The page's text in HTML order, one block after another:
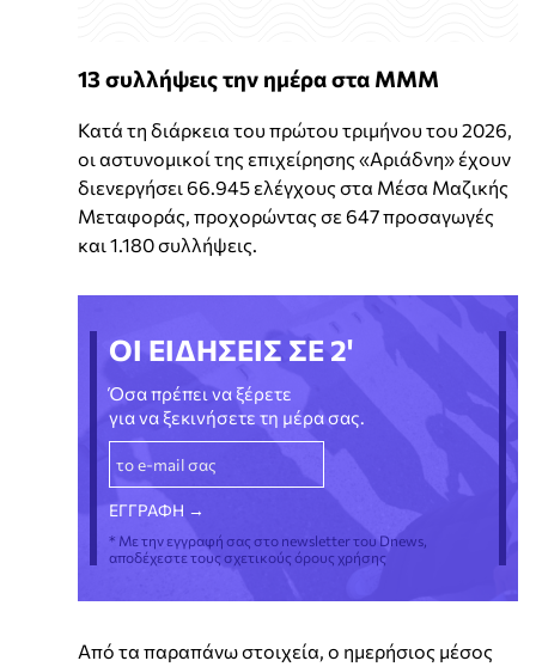
13 συλλήψεις την ημέρα στα ΜΜΜ
Κατά τη διάρκεια του πρώτου τριμήνου του 2026,
οι αστυνομικοί της επιχείρησης «Αριάδνη» έχουν
διενεργήσει 66.945 ελέγχους στα Μέσα Μαζικής
Μεταφοράς, προχορώντας σε 647 προσαγωγές
και 1.180 συλλήψεις.
ΟΙ ΕΙΔΗΣΕΙΣ ΣΕ 2'
Όσα πρέπει να ξέρετε
για να ξεκινήσετε τη μέρα σας.
* Με την εγγραφή σας στο newsletter του Dnews,
αποδέχεστε τους σχετικούς όρους χρήσης
Από τα παραπάνω στοιχεία, ο ημερήσιος μέσος